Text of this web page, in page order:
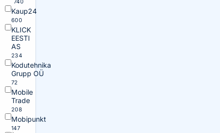
740
Kaup24
600
KLICK
EESTI
AS
234
Kodutehnika
Grupp OÜ
72
Mobile
Trade
208
Mobipunkt
147